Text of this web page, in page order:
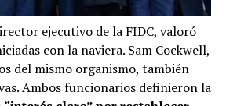
ejecutivo de la FIDC, valoró
con la naviera. Sam Cockwell,
del mismo organismo, también
Ambos funcionarios definieron la